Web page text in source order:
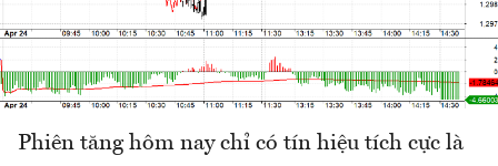
Phiên tăng hôm nay chỉ có tín hiệu tích cực là